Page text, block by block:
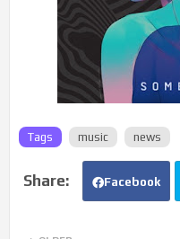
Tags music news
Facebook